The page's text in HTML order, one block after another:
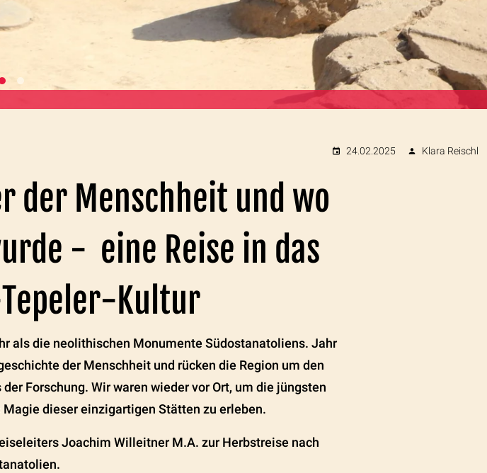
24.02.2025
Klara Reischl
der Menschheit und wo
- eine Reise in das
Kultur
als die neolithischen Monumente Südostanatoliens. Jahr
der Menschheit und rücken die Region um den
Forschung. Wir waren wieder vor Ort, um die jüngsten
dieser einzigartigen Stätten zu erleben.
Joachim Willeitner M.A. zur Herbstreise nach